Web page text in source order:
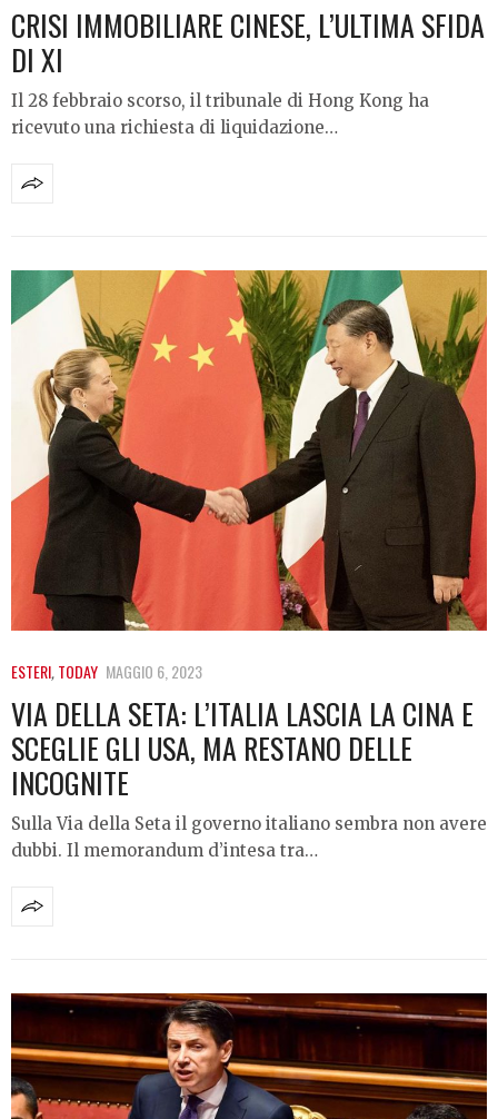
CRISI IMMOBILIARE CINESE, L’ULTIMA SFIDA
DI XI
Il 28 febbraio scorso, il tribunale di Hong Kong ha
ricevuto una richiesta di liquidazione…
ESTERI,TODAY MAGGIO 6, 2023
VIA DELLA SETA: L’ITALIA LASCIA LA CINA E
SCEGLIE GLI USA, MA RESTANO DELLE
INCOGNITE
Sulla Via della Seta il governo italiano sembra non avere
dubbi. Il memorandum d’intesa tra…